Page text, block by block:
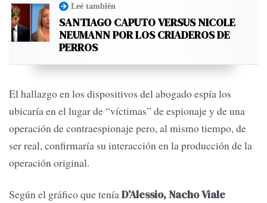
Leé también
SANTIAGO CAPUTO VERSUS NICOLE
NEUMANN POR LOS CRIADEROS DE
PERROS
El hallazgo en los dispositivos del abogado espía los
ubicaría en el lugar de “víctimas” de espionaje y de una
operación de contraespionaje pero, al mismo tiempo, de
ser real, confirmaría su interacción en la producción de la
operación original.
Según el gráfico que teníaD’Alessio, Nacho Viale